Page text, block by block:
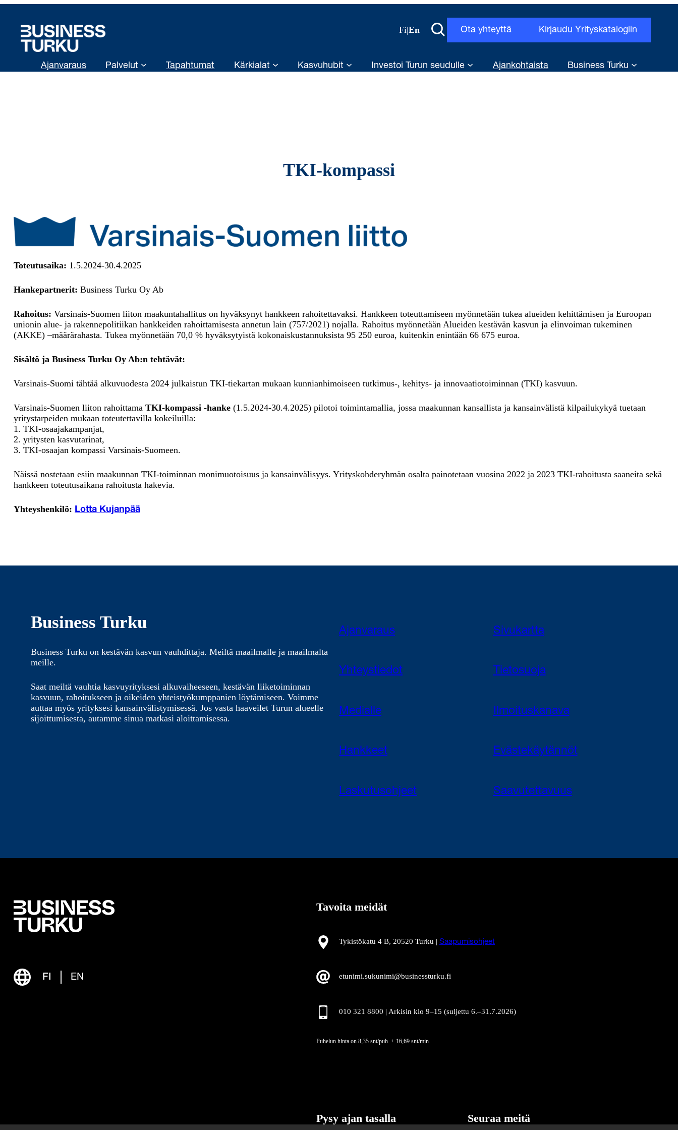
Fi|En Ota yhteyttä Kirjaudu Yrityskatalogiin
Ajanvaraus Palvelut Tapahtumat Kärkialat Kasvuhubit Investoi Turun seudulle Ajankohtaista Business Turku
TKI-kompassi
Toteutusaika: 1.5.2024-30.4.2025
Hankepartnerit: Business Turku Oy Ab
Rahoitus: Varsinais-Suomen liiton maakuntahallitus on hyväksynyt hankkeen rahoitettavaksi. Hankkeen toteuttamiseen myönnetään tukea alueiden kehittämisen ja Euroopan
unionin alue- ja rakennepolitiikan hankkeiden rahoittamisesta annetun lain (757/2021) nojalla. Rahoitus myönnetään Alueiden kestävän kasvun ja elinvoiman tukeminen
(AKKE) –määrärahasta. Tukea myönnetään 70,0 % hyväksytyistä kokonaiskustannuksista 95 250 euroa, kuitenkin enintään 66 675 euroa.
Sisältö ja Business Turku Oy Ab:n tehtävät:
Varsinais-Suomi tähtää alkuvuodesta 2024 julkaistun TKI-tiekartan mukaan kunnianhimoiseen tutkimus-, kehitys- ja innovaatiotoiminnan (TKI) kasvuun.
Varsinais-Suomen liiton rahoittama TKI-kompassi -hanke (1.5.2024-30.4.2025) pilotoi toimintamallia, jossa maakunnan kansallista ja kansainvälistä kilpailukykyä tuetaan
yritystarpeiden mukaan toteutettavilla kokeiluilla:
1. TKI-osaajakampanjat,
2. yritysten kasvutarinat,
3. TKI-osaajan kompassi Varsinais-Suomeen.
Näissä nostetaan esiin maakunnan TKI-toiminnan monimuotoisuus ja kansainvälisyys. Yrityskohderyhmän osalta painotetaan vuosina 2022 ja 2023 TKI-rahoitusta saaneita sekä
hankkeen toteutusaikana rahoitusta hakevia.
Yhteyshenkilö: Lotta Kujanpää
Business Turku
Business Turku on kestävän kasvun vauhdittaja. Meiltä maailmalle ja maailmalta
meille.
Saat meiltä vauhtia kasvuyrityksesi alkuvaiheeseen, kestävän liiketoiminnan
kasvuun, rahoitukseen ja oikeiden yhteistyökumppanien löytämiseen. Voimme
auttaa myös yrityksesi kansainvälistymisessä. Jos vasta haaveilet Turun alueelle
sijoittumisesta, autamme sinua matkasi aloittamisessa.
Ajanvaraus
Yhteystiedot
Medialle
Hankkeet
Laskutusohjeet
Sivukartta
Tietosuoja
Ilmoituskanava
Evästekäytännöt
Saavutettavuus
FI EN
Tavoita meidät
Tykistökatu 4 B, 20520 Turku | Saapumisohjeet
etunimi.sukunimi@businessturku.fi
010 321 8800 | Arkisin klo 9–15 (suljettu 6.–31.7.2026)
Puhelun hinta on 8,35 snt/puh. + 16,69 snt/min.
Pysy ajan tasalla Seuraa meitä